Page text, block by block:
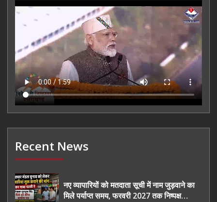
Recent News
नए व्यापारियों को मतदाता सूची में नाम जुड़वाने का
मिले पर्याप्त समय, फरवरी 2027 तक निष्पक्ष